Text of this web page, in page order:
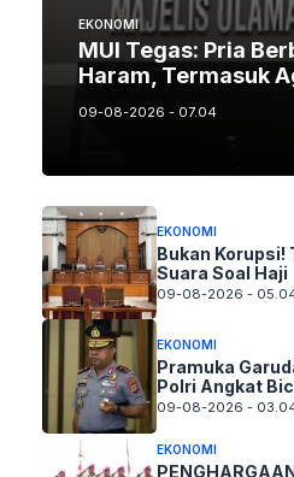
EKONOMI
MUI Tegas: Pria
Haram, Termasuk
09-08-2026 - 07.04
EKONOMI
Bukan Korupsi!
Suara Soal Haji
09-08-2026 -
EKONOMI
Pramuka
Polri Angkat
09-08-2026 -
EKONOMI